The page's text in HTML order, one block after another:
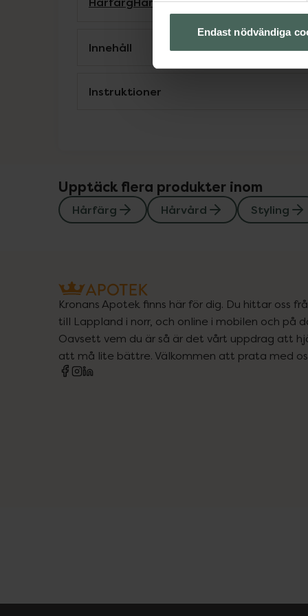
Endast nödvändiga
Innehåll
Instruktioner
Upptäck flera produkter inom
Hårfärg Hårvård Styling
Kronans Apotek finns här för dig. Du hittar oss
till Lappland i norr, och online i mobilen och på
Oavsett vem du är så är det vårt uppdrag att
att må lite bättre. Välkommen att prata med